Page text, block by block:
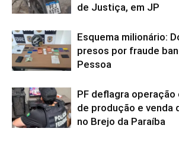
de Justiça, em JP
Esquema milionário:
presos por fraude
Pessoa
PF deflagra
de produção e venda
no Brejo da Paraíba